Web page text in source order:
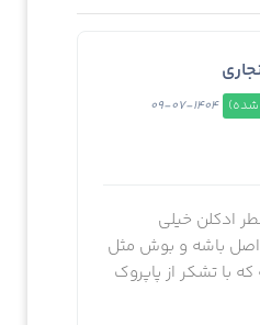
شده) 1404-07-09
ادکلن خیلی
باشه و بوش مثل
با تشکر از پاپروک